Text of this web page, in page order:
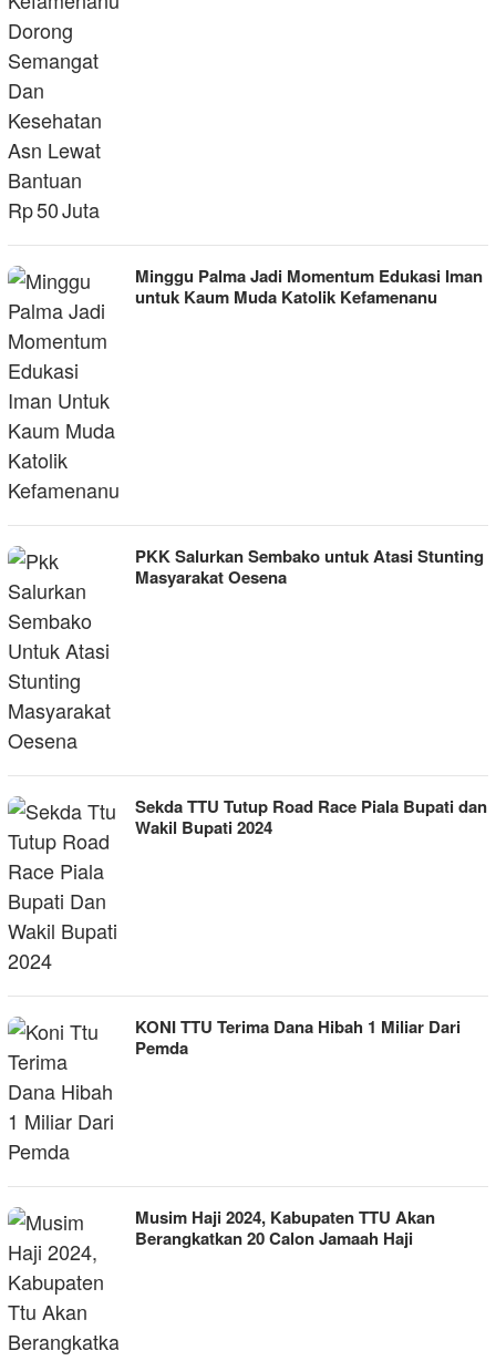
Minggu Palma Jadi Momentum Edukasi Iman
untuk Kaum Muda Katolik Kefamenanu
PKK Salurkan Sembako untuk Atasi Stunting
Masyarakat Oesena
Sekda TTU Tutup Road Race Piala Bupati dan
Wakil Bupati 2024
KONI TTU Terima Dana Hibah 1 Miliar Dari
Pemda
Musim Haji 2024, Kabupaten TTU Akan
Berangkatkan 20 Calon Jamaah Haji